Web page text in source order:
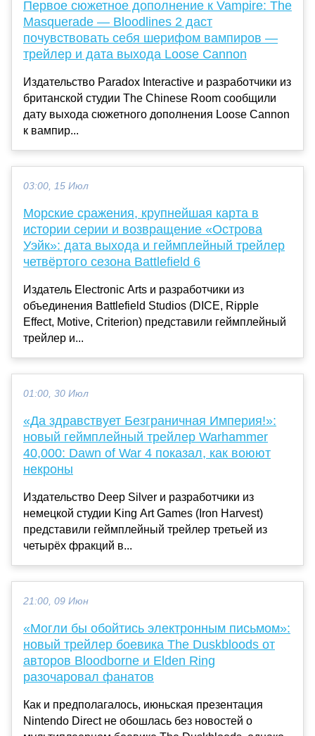
Первое сюжетное дополнение к Vampire: The
Masquerade — Bloodlines 2 даст
почувствовать себя шерифом вампиров —
трейлер и дата выхода Loose Cannon
Издательство Paradox Interactive и разработчики из
британской студии The Chinese Room сообщили
дату выхода сюжетного дополнения Loose Cannon
к вампир...
03:00, 15 Июл
Морские сражения, крупнейшая карта в
истории серии и возвращение «Острова
Уэйк»: дата выхода и геймплейный трейлер
четвёртого сезона Battlefield 6
Издатель Electronic Arts и разработчики из
объединения Battlefield Studios (DICE, Ripple
Effect, Motive, Criterion) представили геймплейный
трейлер и...
01:00, 30 Июл
«Да здравствует Безграничная Империя!»:
новый геймплейный трейлер Warhammer
40,000: Dawn of War 4 показал, как воюют
некроны
Издательство Deep Silver и разработчики из
немецкой студии King Art Games (Iron Harvest)
представили геймплейный трейлер третьей из
четырёх фракций в...
21:00, 09 Июн
«Могли бы обойтись электронным письмом»:
новый трейлер боевика The Duskbloods от
авторов Bloodborne и Elden Ring
разочаровал фанатов
Как и предполагалось, июньская презентация
Nintendo Direct не обошлась без новостей о